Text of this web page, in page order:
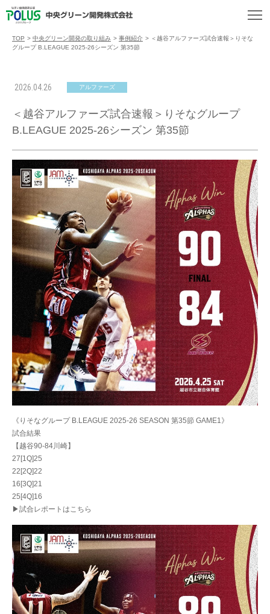
TOP > 中央グリーン開発の取り組み > 事例紹介 > ＜越谷アルファーズ試合速報＞りそな
グループ B.LEAGUE 2025-26シーズン 第35節
2026.04.26 アルファーズ
＜越谷アルファーズ試合速報＞りそなグループ
B.LEAGUE 2025-26シーズン 第35節
《りそなグループ B.LEAGUE 2025-26 SEASON 第35節 GAME1》
試合結果
【越谷90-84川崎】
27[1Q]25
22[2Q]22
16[3Q]21
25[4Q]16
▶試合レポートはこちら